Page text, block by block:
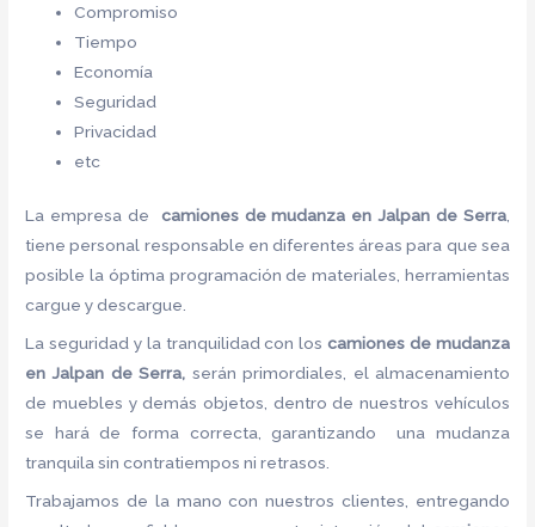
Compromiso
Tiempo
Economía
Seguridad
Privacidad
etc
La empresa de camiones de mudanza en Jalpan de Serra,
tiene personal responsable en diferentes áreas para que sea
posible la óptima programación de materiales, herramientas
cargue y descargue.
La seguridad y la tranquilidad con loscamiones de mudanza
en Jalpan de Serra, serán primordiales, el almacenamiento
de muebles y demás objetos, dentro de nuestros vehículos
se hará de forma correcta, garantizando una mudanza
tranquila sin contratiempos ni retrasos.
Trabajamos de la mano con nuestros clientes, entregando